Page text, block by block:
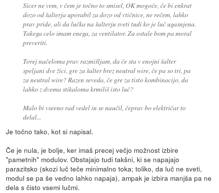
Sicer ne vem, v čem je točno to smisel, OK mogoče, če bi enkrat
dozo od šalterja uporabil za dozo od vtičnice, ne rečem, lahko
prav pride, ali da lučka na šalterju sveti tudi ko je luč ugasnjena.
Takega celo imam enega, za ventilator. Za ostale bom pa moral
preveriti.
Torej načeloma prav razmišljam, da če sta v enojni šalter
speljani dve žici, gre za šalter brez neutral wire, če pa so tri, pa
za neutral wire? Razen seveda, če gre za tisto kombinacijo, da
lahko z dvema stikaloma krmiliš isto luč?
Malo bi vseeno rad vedel in se naučil, čeprav bo električar to
delal...
Je točno tako, kot si napisal.
Če je nula, je bolje, ker imaš precej večjo možnost izbire
"pametnih" modulov. Obstajajo tudi takšni, ki se napajajo
parazitsko (skozi luč teče minimalno toka; toliko, da luč ne sveti,
modul se pa še vedno lahko napaja), ampak je izbira manjša pa ne
dela s čisto vsemi lučmi.